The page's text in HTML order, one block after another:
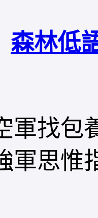
森林低
軍找包
軍思惟